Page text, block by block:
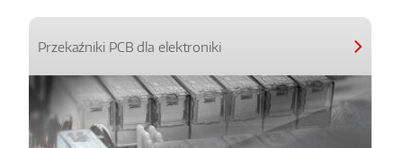
Przekaźniki PCB dla elektroniki